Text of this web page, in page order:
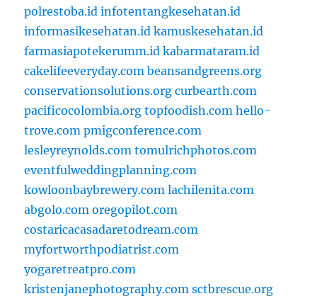
polrestoba.id infotentangkesehatan.id
informasikesehatan.id kamuskesehatan.id
farmasiapotekerumm.id kabarmataram.id
cakelifeeveryday.com beansandgreens.org
conservationsolutions.org curbearth.com
pacificocolombia.org topfoodish.com hello-
trove.com pmigconference.com
lesleyreynolds.com tomulrichphotos.com
eventfulweddingplanning.com
kowloonbaybrewery.com lachilenita.com
abgolo.com oregopilot.com
costaricacasadaretodream.com
myfortworthpodiatrist.com
yogaretreatpro.com
kristenjanephotography.com sctbrescue.org